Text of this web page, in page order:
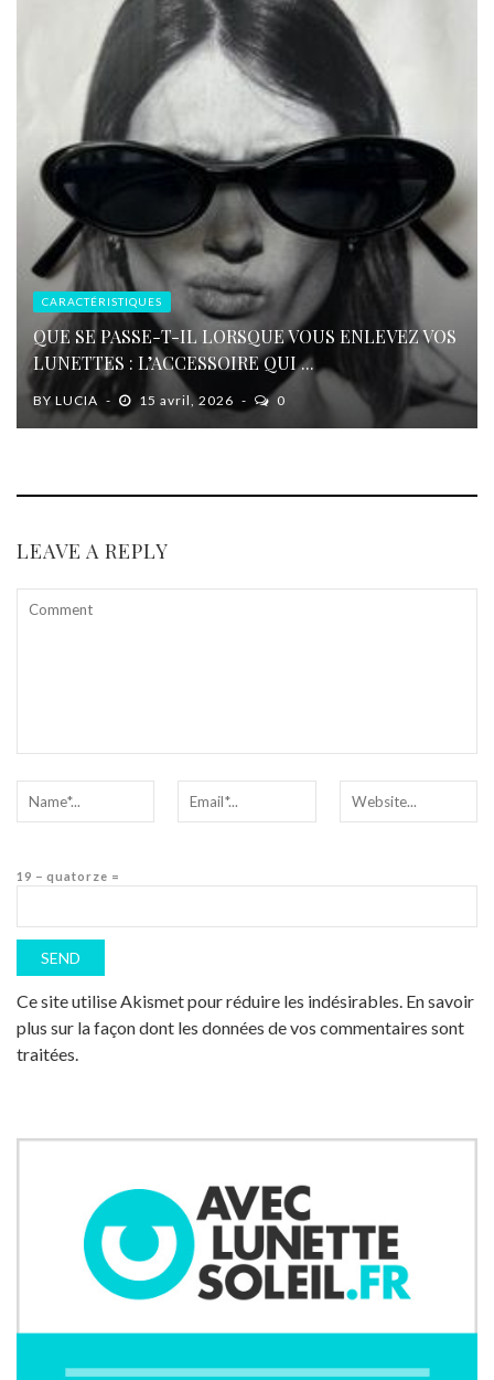
CARACTÉRISTIQUES
QUE SE PASSE-T-IL LORSQUE VOUS ENLEVEZ VOS
LUNETTES : L’ACCESSOIRE QUI ...
BY LUCIA 15 avril, 2026 0
LEAVE A REPLY
19 − quatorze =
Ce site utilise Akismet pour réduire les indésirables. En savoir
plus sur la façon dont les données de vos commentaires sont
traitées.